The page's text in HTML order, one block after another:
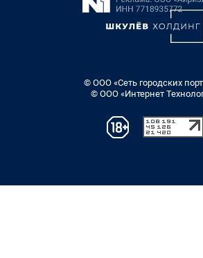
© ООО «Сеть городских
© ООО «Интернет